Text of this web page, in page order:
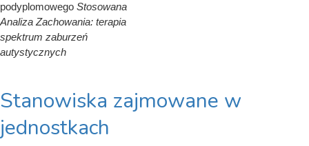
podyplomowego Stosowana
Analiza Zachowania: terapia
spektrum zaburzeń
autystycznych
Stanowiska zajmowane w
jednostkach